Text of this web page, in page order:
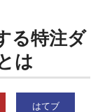
る特注ダ
は
はてブ